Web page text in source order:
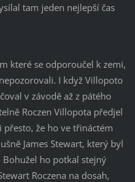
tam jeden nejlepší čas
které se odporoučel k zemi,
I když Villopoto
v závodě až z pátého
Roczen Villopota předjel
přesto, že ho ve třináctém
James Stewart, který byl
ho potkal stejný
Roczena na dosah,